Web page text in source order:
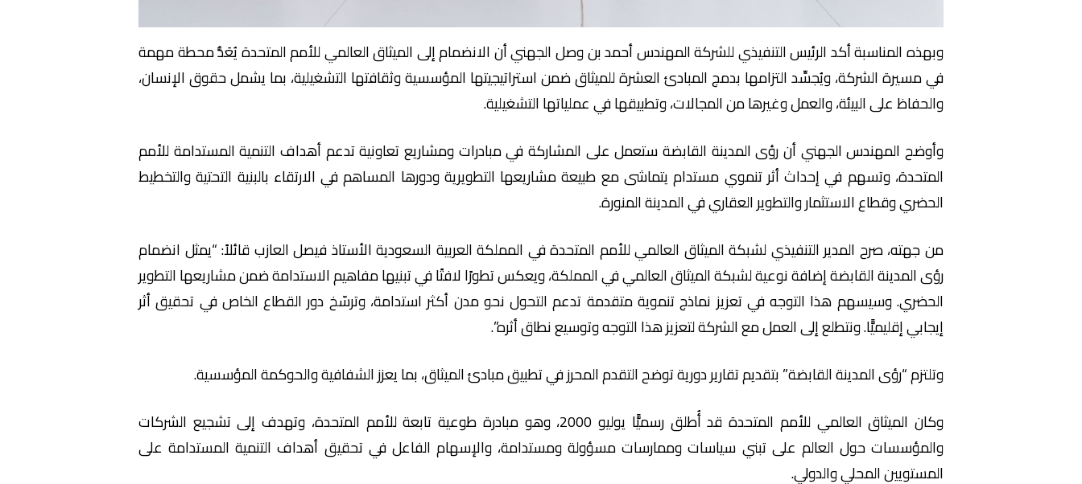
وبهذه المناسبة أكد الرئيس التنفيذي للشركة المهندس أحمد بن وصل الجهني أن الانضمام إلى الميثاق العالمي للأمم المتحدة يُعَدُّ محطة مهمة
في مسيرة الشركة، ويُجسِّد التزامها بدمج المبادئ العشرة للميثاق ضمن استراتيجيتها المؤسسية وثقافتها التشغيلية، بما يشمل حقوق الإنسان،
والحفاظ على البيئة، والعمل وغيرها من المجالات، وتطبيقها في عملياتها التشغيلية.
وأوضح المهندس الجهني أن رؤى المدينة القابضة ستعمل على المشاركة في مبادرات ومشاريع تعاونية تدعم أهداف التنمية المستدامة للأمم
المتحدة، وتسهم في إحداث أثر تنموي مستدام يتماشى مع طبيعة مشاريعها التطويرية ودورها المساهم في الارتقاء بالبنية التحتية والتخطيط
الحضري وقطاع الاستثمار والتطوير العقاري في المدينة المنورة.
من جهته، صرح المدير التنفيذي لشبكة الميثاق العالمي للأمم المتحدة في المملكة العربية السعودية الأستاذ فيصل العازب قائلاً: “يمثل انضمام
رؤى المدينة القابضة إضافة نوعية لشبكة الميثاق العالمي في المملكة، ويعكس تطورًا لافتًا في تبنيها مفاهيم الاستدامة ضمن مشاريعها التطوير
الحضري. وسيسهم هذا التوجه في تعزيز نماذج تنموية متقدمة تدعم التحول نحو مدن أكثر استدامة، وترسّخ دور القطاع الخاص في تحقيق أثر
إيجابي إقليميًّا. ونتطلع إلى العمل مع الشركة لتعزيز هذا التوجه وتوسيع نطاق أثره”.
وتلتزم “رؤى المدينة القابضة” بتقديم تقارير دورية توضح التقدم المحرز في تطبيق مبادئ الميثاق، بما يعزز الشفافية والحوكمة المؤسسية.
وكان الميثاق العالمي للأمم المتحدة قد أُطلق رسميًّا يوليو 2000، وهو مبادرة طوعية تابعة للأمم المتحدة، وتهدف إلى تشجيع الشركات
والمؤسسات حول العالم على تبني سياسات وممارسات مسؤولة ومستدامة، والإسهام الفاعل في تحقيق أهداف التنمية المستدامة على
المستويين المحلي والدولي.